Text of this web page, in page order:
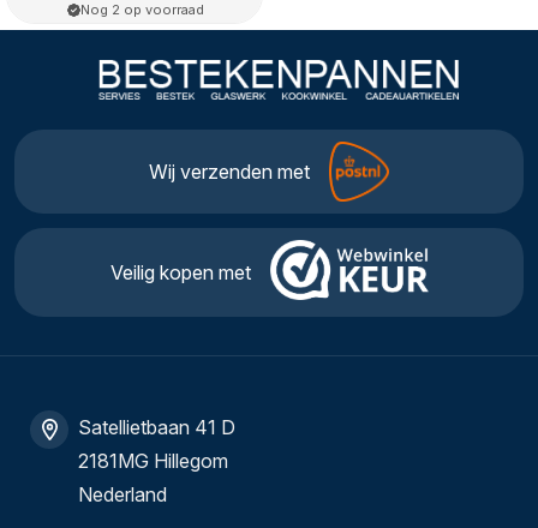
Nog 2 op voorraad
Wij verzenden met
Veilig kopen met
Satellietbaan 41 D
2181MG Hillegom
Nederland